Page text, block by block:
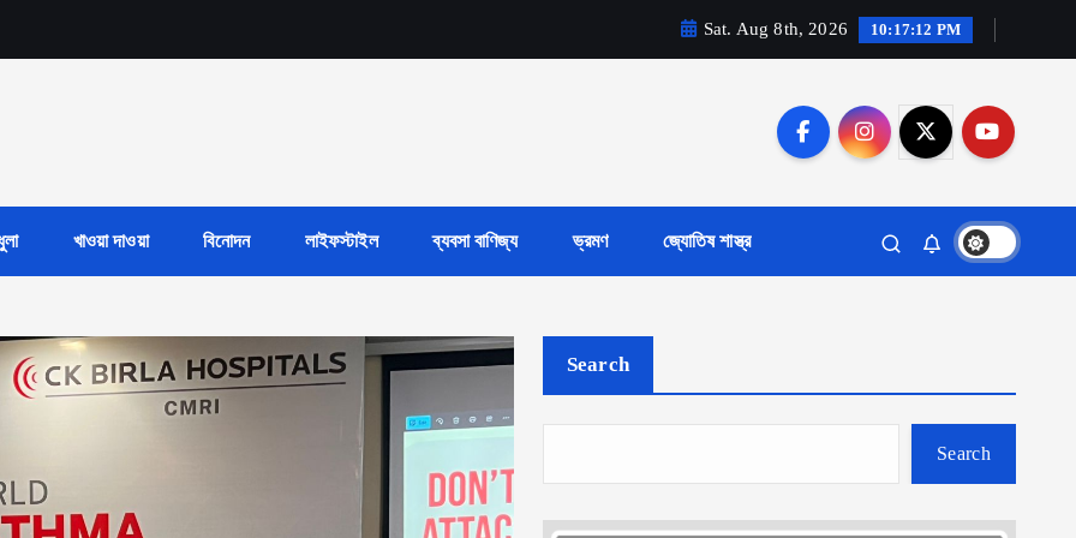
Sat. Aug 8th, 2026 10:17:13 PM
খাওয়া দাওয়া বিনোদন লাইফস্টাইল ব্যবসা বাণিজ্য ভ্রমণ জ্যোতিষ শাস্ত্র
Search
Search